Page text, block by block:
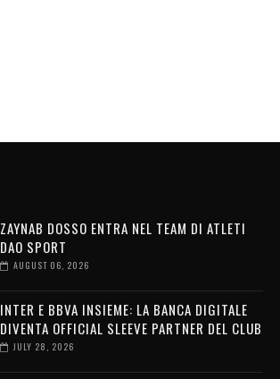
ZAYNAB DOSSO ENTRA NEL TEAM DI ATLETI
DAO SPORT
AUGUST 06, 2026
INTER E BBVA INSIEME: LA BANCA DIGITALE
DIVENTA OFFICIAL SLEEVE PARTNER DEL CLUB
JULY 28, 2026